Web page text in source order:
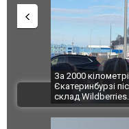
За 2000
Єкатеринбурзі
склад